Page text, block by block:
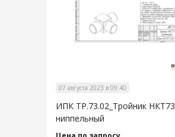
07 августа 2023 в 09:40
ИПК ТР.73.02_Тройник НКТ73
ниппельный